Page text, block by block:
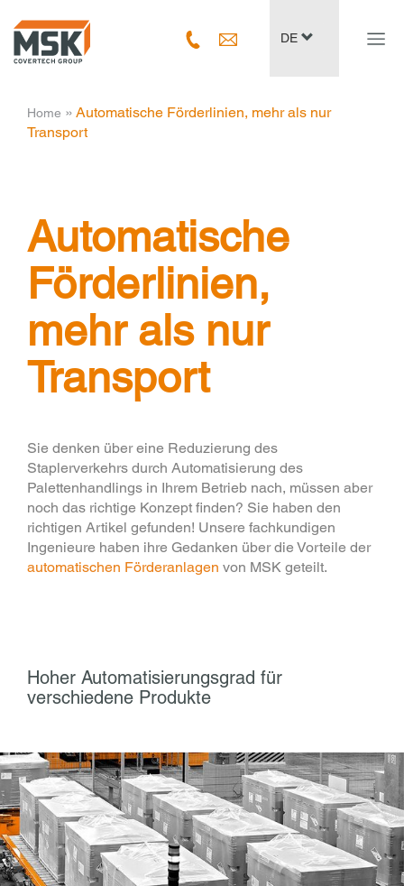
DE
Home ­ » ­ Automatische Förderlinien, mehr als nur
Transport
Automatische
Förderlinien,
mehr als nur
Transport
Sie denken über eine Reduzierung des
Staplerverkehrs durch Automatisierung des
Palettenhandlings in Ihrem Betrieb nach, müssen aber
noch das richtige Konzept finden? Sie haben den
richtigen Artikel gefunden! Unsere fachkundigen
Ingenieure haben ihre Gedanken über die Vorteile der
automatischen Förderanlagen von MSK geteilt.
Hoher Automatisierungsgrad für
verschiedene Produkte